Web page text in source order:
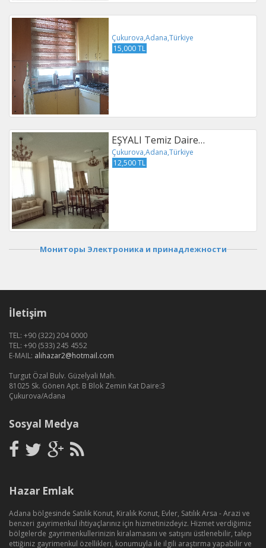
Çukurova,Adana,Türkiye
15,000 TL
EŞYALI Temiz Daire…
Çukurova,Adana,Türkiye
12,500 TL
Мониторы Электроника и принадлежности
İletişim
TEL: +90 (322) 204 0000
TEL: +90 (533) 245 4552
E-MAIL: alihazar2@hotmail.com
Turgut Özal Bulv. Güzelyali Mah.
81025 Sk. Gönen Apt. B Blok Zemin Kat Daire:3
Çukurova/Adana
Sosyal Medya
Hazar Emlak
Adana bölgesinde Satılık Konut, Kiralık Konut, Evler, Satılık Arsa - Arazi ve
benzeri gayrimenkul ihtiyaçlarınız için hizmetinizdeyiz. Hizmet verdiğimiz
bölgelerde gayrimenkullerinizin kiralamasını ve satışını üstlenebilir, talep
ettiğiniz gayrimenkul özellikleri, konumuyla ile ilgili araştırma yapabilir ve